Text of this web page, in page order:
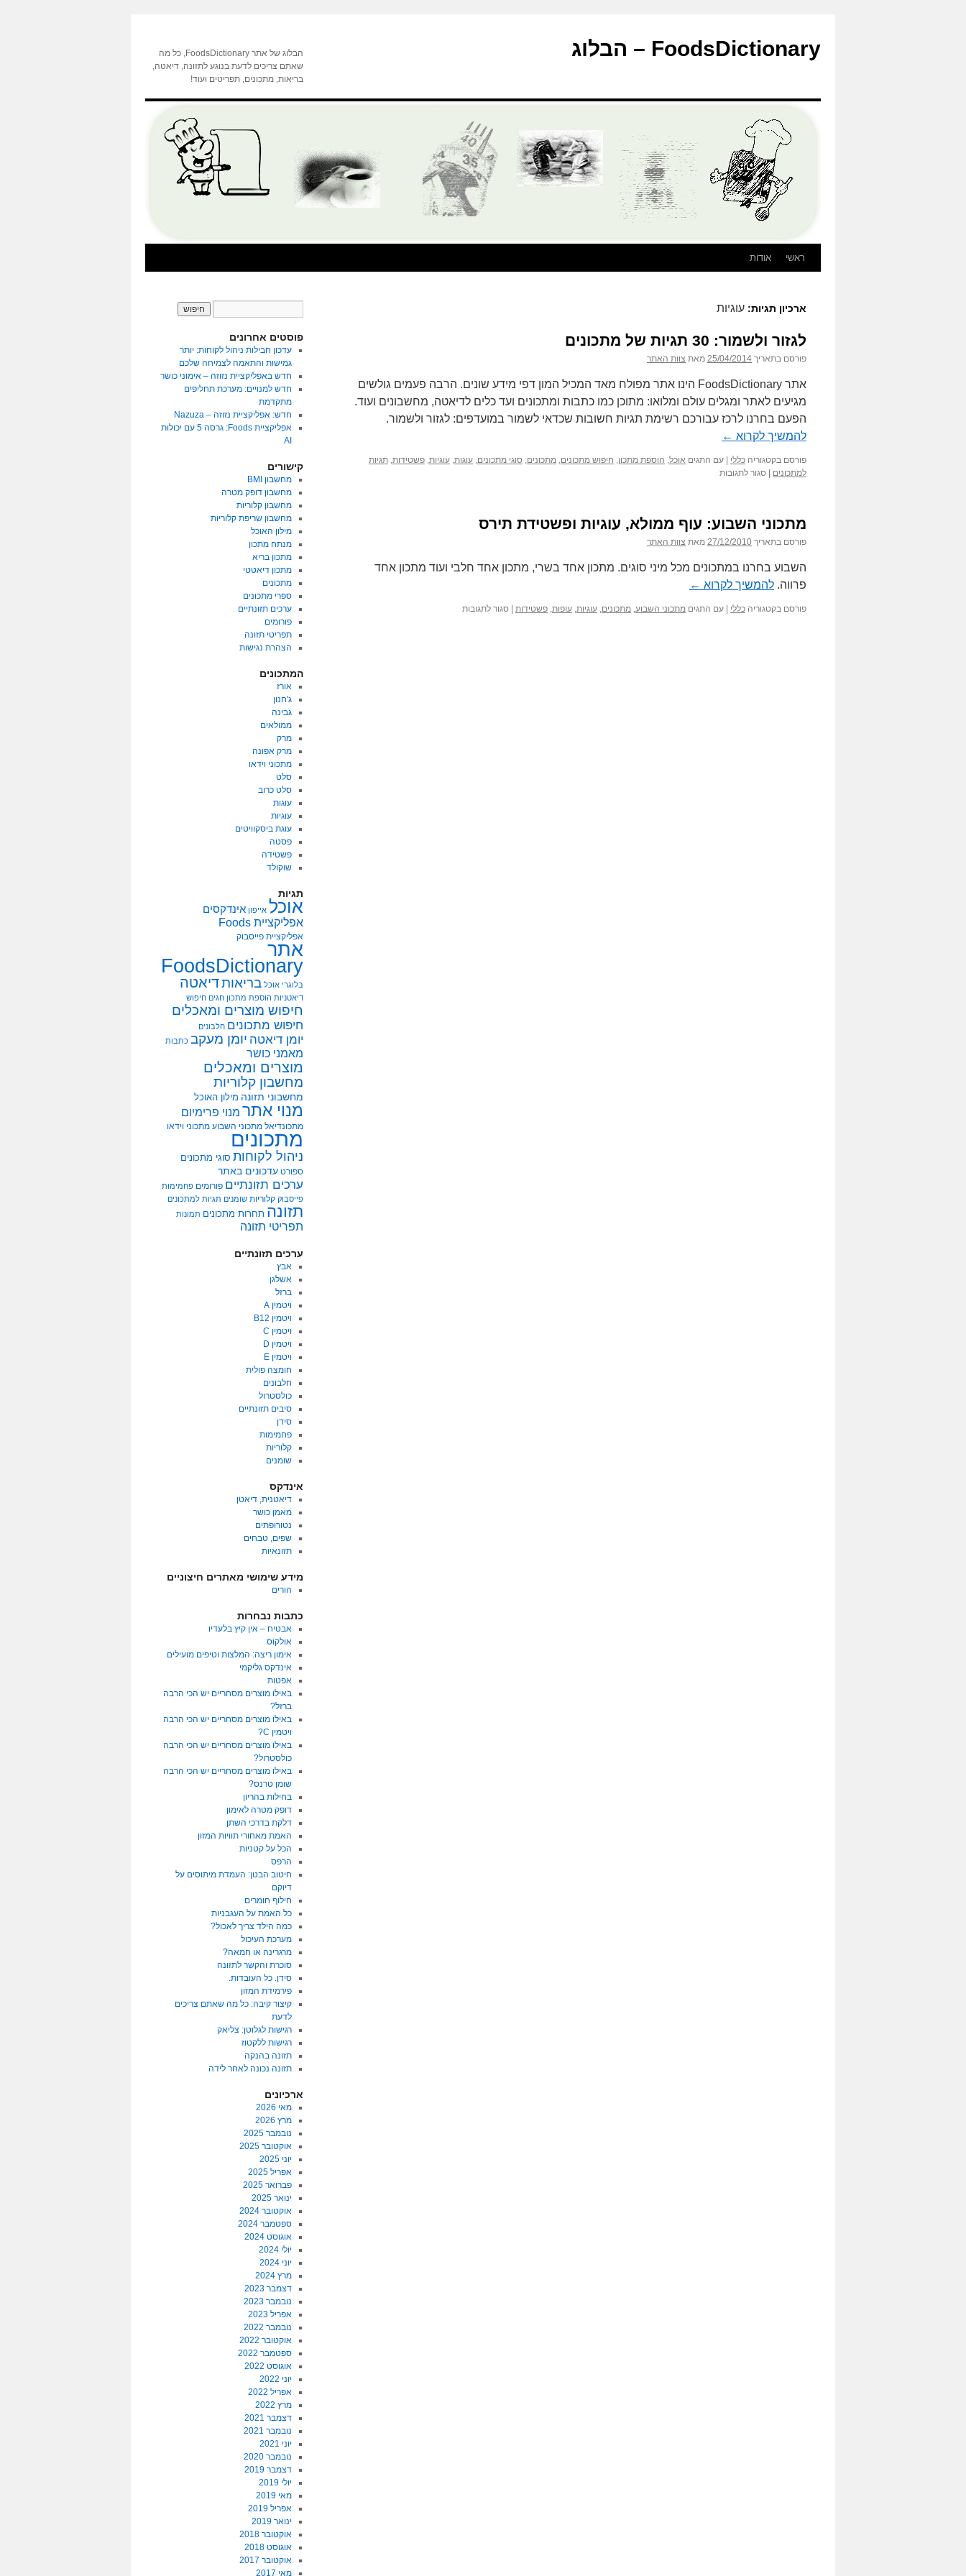
FoodsDictionary – הבלוג
הבלוג של אתר FoodsDictionary, כל מה
שאתם צריכים לדעת בנוגע לתזונה, דיאטה,
בריאות, מתכונים, תפריטים ועוד!
ראשי אודות
ארכיון תגיות: עוגיות
לגזור ולשמור: 30 תגיות של מתכונים
פורסם בתאריך 25/04/2014 מאת צוות האתר
אתר FoodsDictionary הינו אתר מפולח מאד המכיל המון דפי מידע שונים. הרבה פעמים גולשים
מגיעים לאתר ומגלים עולם ומלואו: מתוכן כמו כתבות ומתכונים ועד כלים לדיאטה, מחשבונים ועוד.
הפעם בחרנו לרכז עבורכם רשימת תגיות חשובות שכדאי לשמור במועדפים: לגזור ולשמור.
להמשיך לקרוא ←
פורסם בקטגוריה כללי עם התגים אוכל, הוספת מתכון, חיפוש מתכונים, מתכונים, סוגי מתכונים, עוגות, עוגיות, פשטידות, תגיות
למתכונים
סגור לתגובותעל
תגיות
של
מתכוני השבוע: עוף ממולא, עוגיות ופשטידת תירס
פורסם בתאריך 27/12/2010 מאת צוות האתר
השבוע בחרנו במתכונים מכל מיני סוגים. מתכון אחד בשרי, מתכון אחד חלבי ועוד מתכון אחד
פרווה. להמשיך לקרוא ←
פורסם בקטגוריה כללי עם התגים מתכוני השבוע, מתכונים, עוגיות, עופות, פשטידות סגור לתגובותעל
פוסטים אחרונים
עדכון חבילות ניהול לקוחות: יותר
גמישות והתאמה לצמיחה שלכם
חדש באפליקציית נזוזה – אימוני כושר
חדש למנויים: מערכת תחליפים
מתקדמת
חדש: אפליקציית נזוזה – Nazuza
אפליקציית Foods: גרסה 5 עם יכולות
AI
קישורים
מחשבון BMI
מחשבון דופק מטרה
מחשבון קלוריות
מחשבון שריפת קלוריות
מילון האוכל
מנתח מתכון
מתכון בריא
מתכון דיאטטי
מתכונים
ספרי מתכונים
ערכים תזונתיים
פורומים
תפריטי תזונה
הצהרת נגישות
המתכונים
אורז
ג'חנון
גבינה
ממולאים
מרק
מרק אפונה
מתכוני וידאו
סלט
סלט כרוב
עוגות
עוגיות
עוגת ביסקוויטים
פסטה
פשטידה
שוקולד
תגיות
אוכל אייפון אינדקסים
אפליקציית Foods
אפליקציית פייסבוק
אתר
FoodsDictionary
בלוגרי אוכל בריאותדיאטה
דיאטניות הוספת מתכון חגים חיפוש
חיפוש מוצרים ומאכלים
חיפוש מתכונים חלבונים
יומן דיאטה יומן מעקב כתבות
מאמני כושר
מוצרים ומאכלים
מחשבון קלוריות
מחשבוני תזונה מילון האוכל
מנוי אתר מנוי פרימיום
מתכונדיאל מתכוני השבוע מתכוני וידאו
מתכונים
ניהול לקוחות סוגי מתכונים
ספורט עדכונים באתר
ערכים תזונתיים פורומים פחמימות
פייסבוק קלוריות שומנים תגיות למתכונים
תזונה תחרות מתכונים תמונות
תפריטי תזונה
ערכים תזונתיים
אבץ
אשלגן
ברזל
ויטמין A
ויטמין B12
ויטמין C
ויטמין D
ויטמין E
חומצה פולית
חלבונים
כולסטרול
סיבים תזונתיים
סידן
פחמימות
קלוריות
שומנים
אינדקס
דיאטנית, דיאטן
מאמן כושר
נטורופתים
שפים, טבחים
תזונאיות
מידע שימושי מאתרים חיצוניים
הורים
כתבות נבחרות
אבטיח – אין קיץ בלעדיו
אולקוס
אימון ריצה: המלצות וטיפים מועילים
אינדקס גליקמי
אפטות
באילו מוצרים מסחריים יש הכי הרבה
ברזל?
באילו מוצרים מסחריים יש הכי הרבה
ויטמין C?
באילו מוצרים מסחריים יש הכי הרבה
כולסטרול?
באילו מוצרים מסחריים יש הכי הרבה
שומן טרנס?
בחילות בהריון
דופק מטרה לאימון
דלקת בדרכי השתן
האמת מאחורי תוויות המזון
הכל על קטניות
הרפס
חיטוב הבטן: העמדת מיתוסים על
דיוקם
חילוף חומרים
כל האמת על העגבניות
כמה הילד צריך לאכול?
מערכת העיכול
מרגרינה או חמאה?
סוכרת והקשר לתזונה
סידן. כל העובדות.
פירמידת המזון
קיצור קיבה: כל מה שאתם צריכים
לדעת
רגישות לגלוטן: צליאק
רגישות ללקטוז
תזונה בהנקה
תזונה נכונה לאחר לידה
ארכיונים
מאי 2026
מרץ 2026
נובמבר 2025
אוקטובר 2025
יוני 2025
אפריל 2025
פברואר 2025
ינואר 2025
אוקטובר 2024
ספטמבר 2024
אוגוסט 2024
יולי 2024
יוני 2024
מרץ 2024
דצמבר 2023
נובמבר 2023
אפריל 2023
נובמבר 2022
אוקטובר 2022
ספטמבר 2022
אוגוסט 2022
יוני 2022
אפריל 2022
מרץ 2022
דצמבר 2021
נובמבר 2021
יוני 2021
נובמבר 2020
דצמבר 2019
יולי 2019
מאי 2019
אפריל 2019
ינואר 2019
אוקטובר 2018
אוגוסט 2018
אוקטובר 2017
מאי 2017